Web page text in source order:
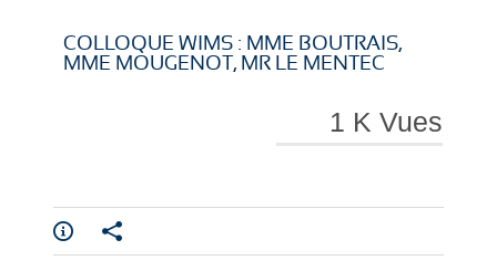
i
i
COLLOQUE WIMS : MME BOUTRAIS,
MME MOUGENOT, MR LE MENTEC
1 K Vues